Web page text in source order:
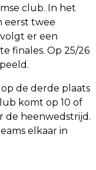
club. In het
eerst twee
er een
finales. Op 25/26
de derde plaats
komt op 10 of
de heenwedstrijd.
elkaar in